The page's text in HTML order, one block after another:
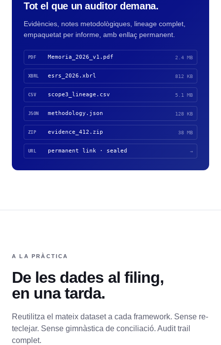
Tot el que un auditor demana.
Evidències, notes metodològiques, lineage complet,
empaquetat per informe, amb enllaç permanent.
PDF Memoria_2026_v1.pdf 2.4 MB
XBRL esrs_2026.xbrl 812 KB
CSV scope3_lineage.csv 5.1 MB
JSON methodology.json 128 KB
ZIP evidence_412.zip 38 MB
URL permanent link · sealed →
A LA PRÀCTICA
De les dades al filing,
en una tarda.
Reutilitza el mateix dataset a cada framework. Sense re-
teclejar. Sense gimnàstica de conciliació. Audit trail
complet.